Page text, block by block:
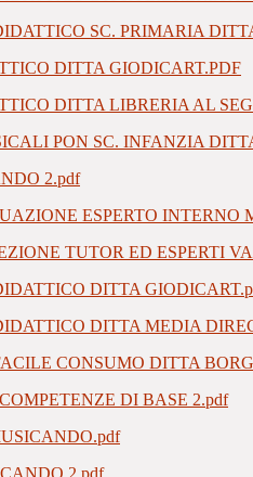
SC. PRIMARIA
DITTA GIODICART.PDF
DITTA LIBRERIA AL
PON SC. INFANZIA
2.pdf
ESPERTO INTERNO
TUTOR ED ESPERTI
DITTA
DITTA MEDIA
CONSUMO DITTA
DI BASE 2.pdf